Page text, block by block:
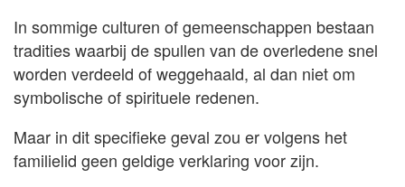
In sommige culturen of gemeenschappen bestaan
tradities waarbij de spullen van de overledene snel
worden verdeeld of weggehaald, al dan niet om
symbolische of spirituele redenen.
Maar in dit specifieke geval zou er volgens het
familielid geen geldige verklaring voor zijn.